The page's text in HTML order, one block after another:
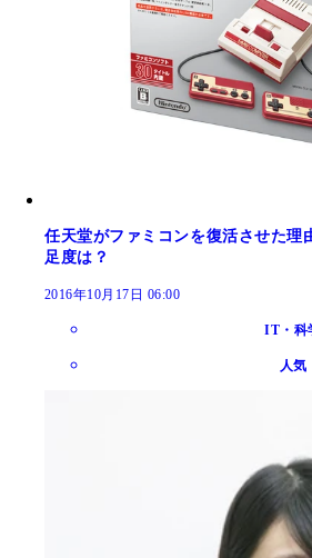
任天堂がファミコンを復活させた理
足度は？
2016年10月17日 06:00
IT・科
人気